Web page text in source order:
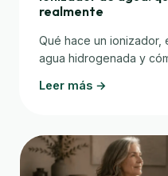
realmente
Qué hace un
agua hidrogenada y
Leer más →